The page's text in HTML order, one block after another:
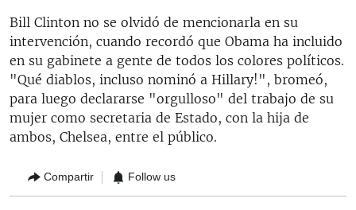
Bill Clinton no se olvidó de mencionarla en su
intervención, cuando recordó que Obama ha incluido
en su gabinete a gente de todos los colores políticos.
"Qué diablos, incluso nominó a Hillary!", bromeó,
para luego declararse "orgulloso" del trabajo de su
mujer como secretaria de Estado, con la hija de
ambos, Chelsea, entre el público.
Compartir Follow us